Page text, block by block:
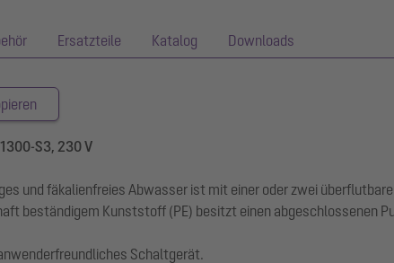
Ersatzteile Katalog Downloads
S3, 230 V
und fäkalienfreies Abwasser ist mit einer oder zwei
beständigem Kunststoff (PE) besitzt einen abgeschlossenen
Schaltgerät.